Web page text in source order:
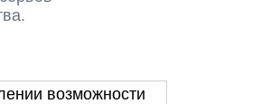
возможности